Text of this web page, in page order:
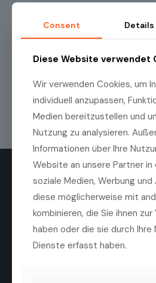
eingeben
E-
bestätigen
Ich habe die
Kenntnis genommen.
Die Medilas AG ist ein
hochwertigen
Consent Details
Diese Website verwendet
Wir verwenden Cookies, um
individuell anzupassen,
Medien bereitzustellen und
Nutzung zu analysieren.
Informationen über Ihre
Website an unsere Partner in
soziale Medien, Werbung
diese möglicherweise mit
kombinieren, die Sie ihnen
haben oder die sie durch Ihre
Dienste erfasst haben.